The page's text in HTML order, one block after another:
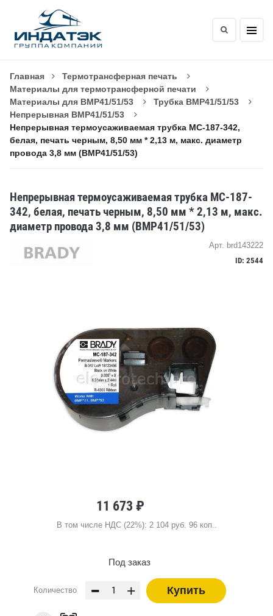
Главная
Термотрансферная печать
Материалы для термотрансферной печати
Материалы для BMP41/51/53
Трубка BMP41/51/53
Непрерывная BMP41/51/53
Непрерывная термоусаживаемая трубка MC-187-342,
белая, печать черным, 8,50 мм * 2,13 м, макс. диаметр
провода 3,8 мм (BMP41/51/53)
Непрерывная термоусаживаемая трубка MC-187-
342, белая, печать черным, 8,50 мм * 2,13 м, макс.
диаметр провода 3,8 мм (BMP41/51/53)
Арт. brd143222
ID: 2544
11 673 ₽
В том числе НДС (22%): 2 104 руб. 96 коп..
Под заказ
Количество - + Купить